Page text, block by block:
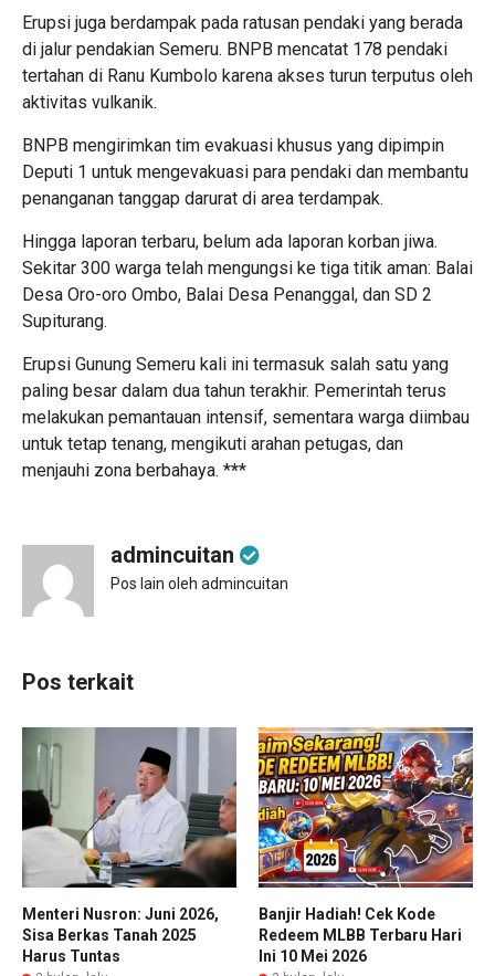
Erupsi juga berdampak pada ratusan pendaki yang berada
di jalur pendakian Semeru. BNPB mencatat 178 pendaki
tertahan di Ranu Kumbolo karena akses turun terputus oleh
aktivitas vulkanik.
BNPB mengirimkan tim evakuasi khusus yang dipimpin
Deputi 1 untuk mengevakuasi para pendaki dan membantu
penanganan tanggap darurat di area terdampak.
Hingga laporan terbaru, belum ada laporan korban jiwa.
Sekitar 300 warga telah mengungsi ke tiga titik aman: Balai
Desa Oro-oro Ombo, Balai Desa Penanggal, dan SD 2
Supiturang.
Erupsi Gunung Semeru kali ini termasuk salah satu yang
paling besar dalam dua tahun terakhir. Pemerintah terus
melakukan pemantauan intensif, sementara warga diimbau
untuk tetap tenang, mengikuti arahan petugas, dan
menjauhi zona berbahaya. ***
admincuitan
Pos lain oleh admincuitan
Pos terkait
Menteri Nusron: Juni 2026,
Sisa Berkas Tanah 2025
Harus Tuntas
Banjir Hadiah! Cek Kode
Redeem MLBB Terbaru Hari
Ini 10 Mei 2026